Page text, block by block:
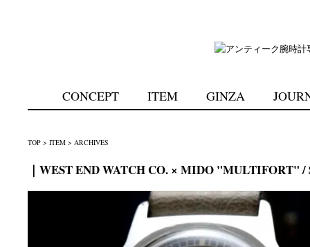
CONCEPT ITEM GINZA
TOP > ITEM > ARCHIVES
｜WEST END WATCH CO. × MIDO "MULTIFORT" /